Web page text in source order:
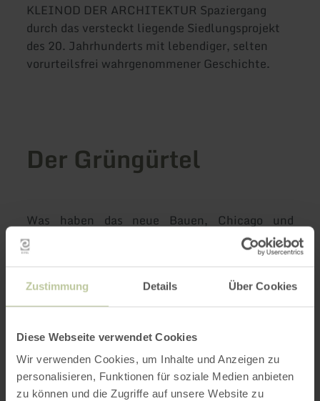
Zustimmung Details Über Cookies
Diese Webseite verwendet Cookies
Wir verwenden Cookies, um Inhalte und Anzeigen zu
personalisieren, Funktionen für soziale Medien anbieten
zu können und die Zugriffe auf unsere Website zu
KLEINOD DER ARCHITEKTUR Spaziergang
durch das versteckt liegende Siedlungsprojekt
des 20. Jahrhunderts mit lebendiger, selten
vorurteilsfrei wahrgenommener Geschichte.
Der Grüngürtel
Was haben das neue Bauen, Chicago und
Dörpelhöhner mit dem Grüngürtel gemeinsam?
Lassen Sie sich diesen Zusammenhang bei
Architektur erzählen.
Die Führung startet um 14:00 Uhr an den
Sitzbänken vor Haus Grüngürtel 31 und dauert